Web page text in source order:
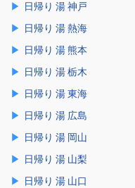
日帰り 湯 神戸
日帰り 湯 熱海
日帰り 湯 熊本
日帰り 湯 栃木
日帰り 湯 東海
日帰り 湯 広島
日帰り 湯 岡山
日帰り 湯 山梨
日帰り 湯 山口